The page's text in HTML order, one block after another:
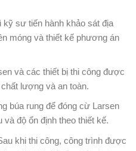
kỹ sư tiến hành khảo sát địa
móng và thiết kế phương án
và các thiết bị thi công được
lượng và an toàn.
búa rung để đóng cừ Larsen
và độ ổn định theo thiết kế.
khi thi công, công trình được